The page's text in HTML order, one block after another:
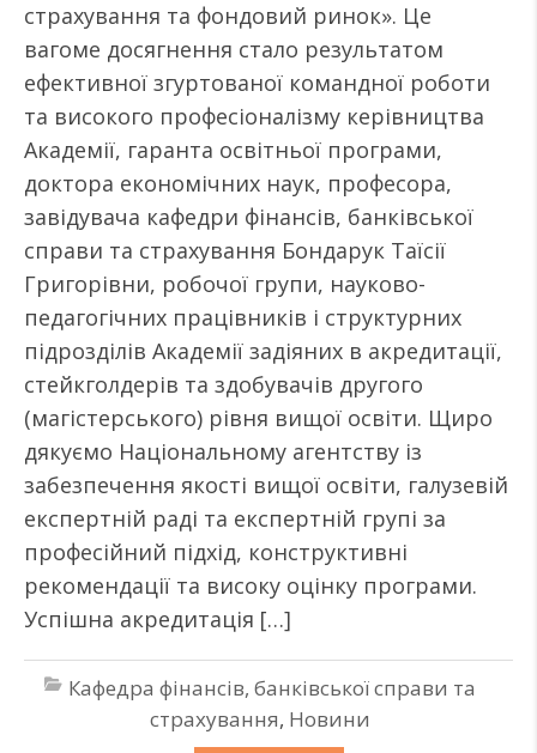
страхування та фондовий ринок». Це
вагоме досягнення стало результатом
ефективної згуртованої командної роботи
та високого професіоналізму керівництва
Академії, гаранта освітньої програми,
доктора економічних наук, професора,
завідувача кафедри фінансів, банківської
справи та страхування Бондарук Таїсії
Григорівни, робочої групи, науково-
педагогічних працівників і структурних
підрозділів Академії задіяних в акредитації,
стейкголдерів та здобувачів другого
(магістерського) рівня вищої освіти. Щиро
дякуємо Національному агентству із
забезпечення якості вищої освіти, галузевій
експертній раді та експертній групі за
професійний підхід, конструктивні
рекомендації та високу оцінку програми.
Успішна акредитація […]
Кафедра фінансів, банківської справи та
страхування, Новини